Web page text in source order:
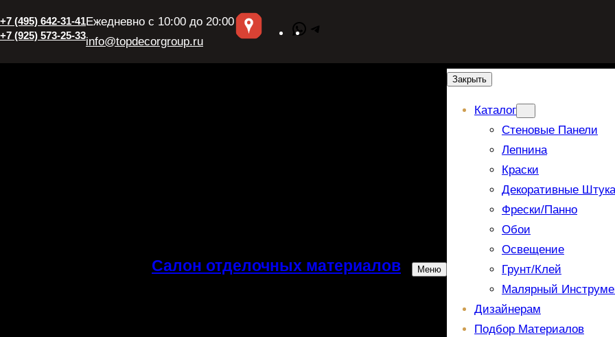
к
+7 (495) 642-31-41
+7 (925) 573-25-33
Ежедневно с 10:00 до 20:00
info@topdecorgroup.ru
WhatsApp
Салон отделочных материалов Меню
Закрыть
Каталог
Стеновые Панели
Лепнина
Краски
Декоративные
Фрески/панно
Обои
Освещение
Грунт/Клей
Малярный
Дизайнерам
Подбор Материалов